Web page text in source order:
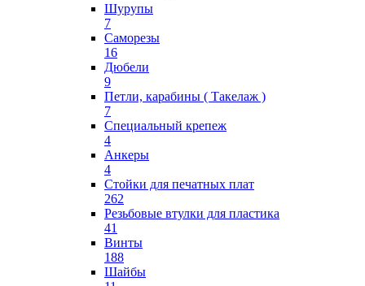
Шурупы
7
Саморезы
16
Дюбели
9
Петли, карабины ( Такелаж )
7
Специальный крепеж
4
Анкеры
4
Стойки для печатных плат
262
Резьбовые втулки для пластика
41
Винты
188
Шайбы